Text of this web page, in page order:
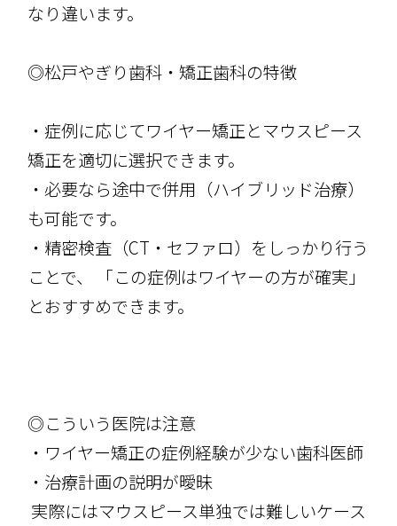
なり違います。
◎松戸やぎり歯科・矯正歯科の特徴
・症例に応じてワイヤー矯正とマウスピース
矯正を適切に選択できます。
・必要なら途中で併用（ハイブリッド治療）
も可能です。
・精密検査（CT・セファロ）をしっかり行う
ことで、 「この症例はワイヤーの方が確実」
とおすすめできます。
◎こういう医院は注意
・ワイヤー矯正の症例経験が少ない歯科医師
・治療計画の説明が曖昧
実際にはマウスピース単独では難しいケース